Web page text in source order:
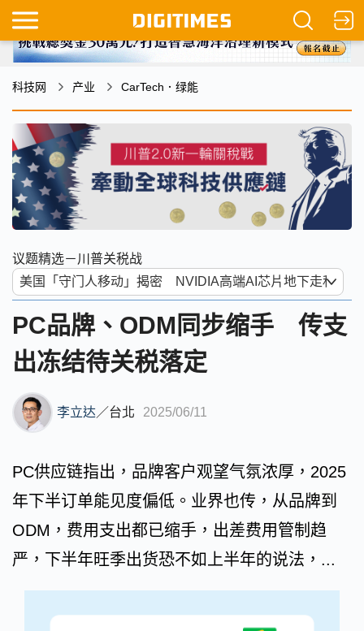
科技网 产业 CarTech．绿能
议题精选－川普关税战
PC品牌、ODM同步缩手 传支
出冻结待关税落定
李立达／台北 2025/06/11
PC供应链指出，品牌客户观望气氛浓厚，2025
年下半订单能见度偏低。业界也传，从品牌到
ODM，费用支出都已缩手，出差费用管制趋
严，下半年旺季出货恐不如上半年的说法，...